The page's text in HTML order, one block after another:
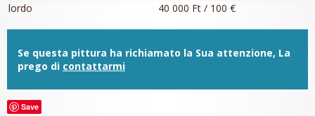
lordo
40 000 Ft / 100 €
Se questa pittura ha richiamato la Sua attenzione, La
prego di contattarmi
Save